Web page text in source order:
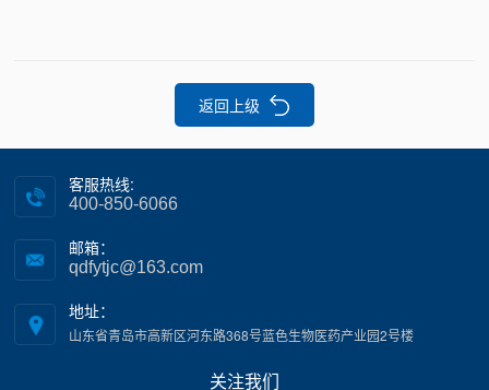
返回上级
客服热线:
400-850-6066
邮箱：
qdfytjc@163.com
地址：
山东省青岛市高新区河东路368号蓝色生物医药产业园2号楼
关注我们